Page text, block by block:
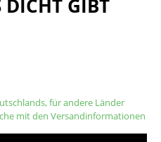
DICHT GIBT
für andere Länder
mit den Versandinformationen